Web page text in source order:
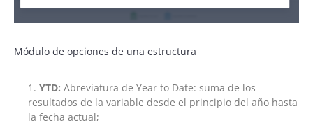
Módulo de opciones de una estructura
YTD: Abreviatura de Year to Date: suma de los
resultados de la variable desde el principio del año hasta
la fecha actual;